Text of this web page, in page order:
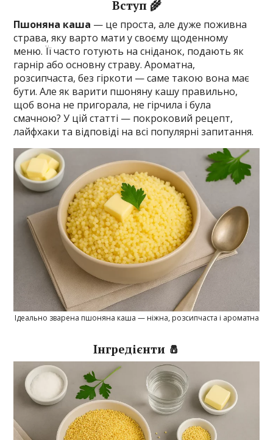
Вступ 🌾
Пшоняна каша — це проста, але дуже поживна
страва, яку варто мати у своєму щоденному
меню. Її часто готують на сніданок, подають як
гарнір або основну страву. Ароматна,
розсипчаста, без гіркоти — саме такою вона має
бути. Але як варити пшоняну кашу правильно,
щоб вона не пригорала, не гірчила і була
смачною? У цій статті — покроковий рецепт,
лайфхаки та відповіді на всі популярні запитання.
Ідеально зварена пшоняна каша — ніжна, розсипчаста і ароматна
Інгредієнти 🧂